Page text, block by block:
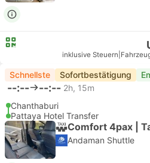
inklusive Steuern
Schnellste Sofortbestätigung
--:-- --:-- 2h, 15m
Chanthaburi
Pattaya Hotel Transfer
Comfort 4pax |
Andaman Shuttle